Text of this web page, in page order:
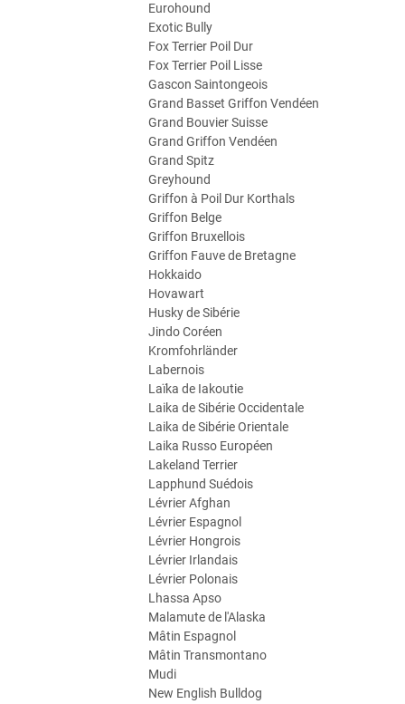
Eurohound
Exotic Bully
Fox Terrier Poil Dur
Fox Terrier Poil Lisse
Gascon Saintongeois
Grand Basset Griffon Vendéen
Grand Bouvier Suisse
Grand Griffon Vendéen
Grand Spitz
Greyhound
Griffon à Poil Dur Korthals
Griffon Belge
Griffon Bruxellois
Griffon Fauve de Bretagne
Hokkaido
Hovawart
Husky de Sibérie
Jindo Coréen
Kromfohrländer
Labernois
Laïka de Iakoutie
Laika de Sibérie Occidentale
Laika de Sibérie Orientale
Laika Russo Européen
Lakeland Terrier
Lapphund Suédois
Lévrier Afghan
Lévrier Espagnol
Lévrier Hongrois
Lévrier Irlandais
Lévrier Polonais
Lhassa Apso
Malamute de l'Alaska
Mâtin Espagnol
Mâtin Transmontano
Mudi
New English Bulldog